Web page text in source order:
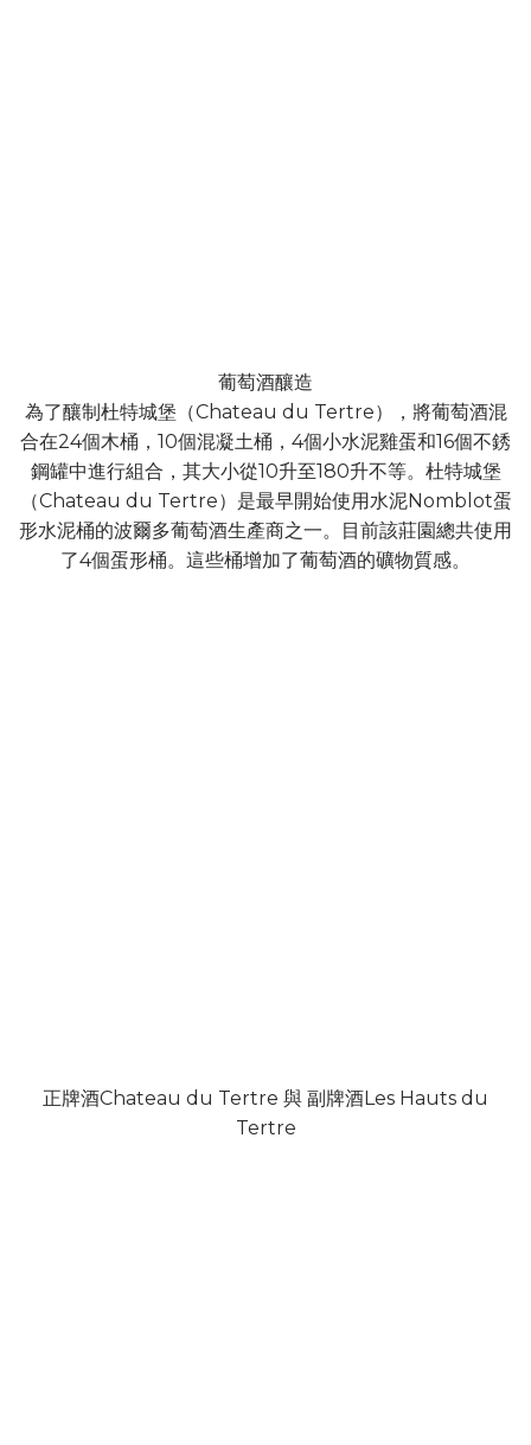
葡萄酒釀造
為了釀制杜特城堡（Chateau du Tertre），將葡萄酒混
合在24個木桶，10個混凝土桶，4個小水泥雞蛋和16個不銹
鋼罐中進行組合，其大小從10升至180升不等。杜特城堡
（Chateau du Tertre）是最早開始使用水泥Nomblot蛋
形水泥桶的波爾多葡萄酒生產商之一。目前該莊園總共使用
了4個蛋形桶。這些桶增加了葡萄酒的礦物質感。
正牌酒Chateau du Tertre 與 副牌酒Les Hauts du
Tertre